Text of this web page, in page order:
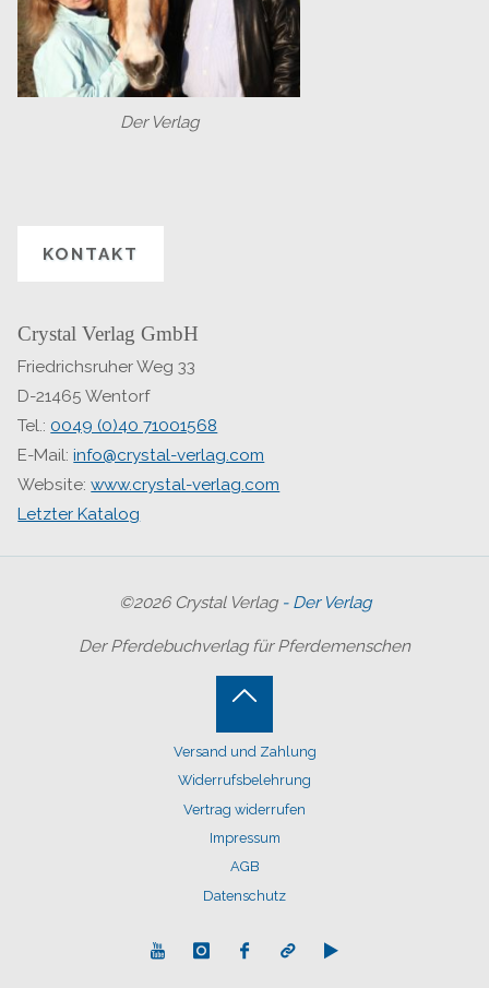
Der Verlag
KONTAKT
Crystal Verlag GmbH
Friedrichsruher Weg 33
D-21465 Wentorf
Tel.: 0049 (0)40 71001568
E-Mail:info@crystal-verlag.com
Website:www.crystal-verlag.com
Letzter Katalog
©2026 Crystal Verlag - Der Verlag
Der Pferdebuchverlag für Pferdemenschen
Versand und Zahlung
Widerrufsbelehrung
Vertrag widerrufen
Impressum
AGB
Datenschutz
Back
to
Top